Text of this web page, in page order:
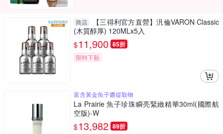
商店
【三得利官方直營】汎倫VARON Classic
(木質醇厚) 120MLx5入
$11,900 85折
限時下殺
富含黃金魚子醬提取物
La Prairie 魚子珍珠瞬亮緊緻精華30ml(國際航
空版)-W
$13,982 89折